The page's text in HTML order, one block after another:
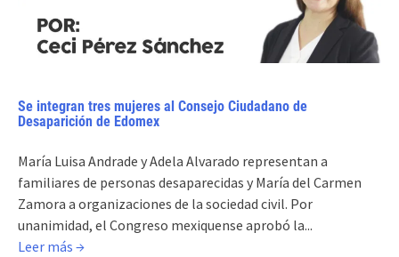
Se integran tres mujeres al Consejo Ciudadano de
Desaparición de Edomex
María Luisa Andrade y Adela Alvarado representan a
familiares de personas desaparecidas y María del Carmen
Zamora a organizaciones de la sociedad civil. Por
unanimidad, el Congreso mexiquense aprobó la...
Leer más →